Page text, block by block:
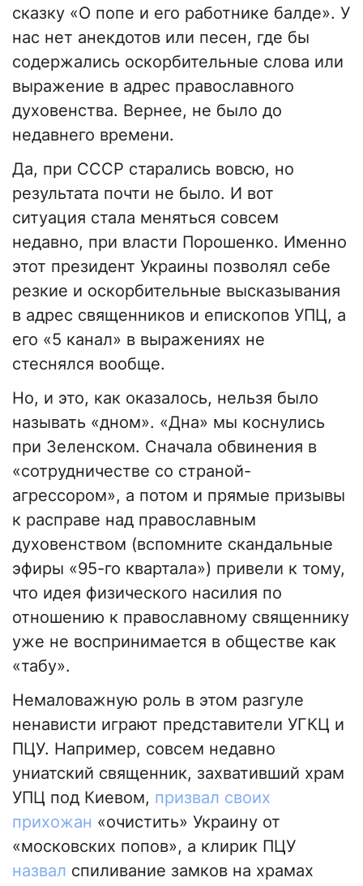
сказку «О попе и его работнике балде». У
нас нет анекдотов или песен, где бы
содержались оскорбительные слова или
выражение в адрес православного
духовенства. Вернее, не было до
недавнего времени.
Да, при СССР старались вовсю, но
результата почти не было. И вот
ситуация стала меняться совсем
недавно, при власти Порошенко. Именно
этот президент Украины позволял себе
резкие и оскорбительные высказывания
в адрес священников и епископов УПЦ, а
его «5 канал» в выражениях не
стеснялся вообще.
Но, и это, как оказалось, нельзя было
называть «дном». «Дна» мы коснулись
при Зеленском. Сначала обвинения в
«сотрудничестве со страной-
агрессором», а потом и прямые призывы
к расправе над православным
духовенством (вспомните скандальные
эфиры «95-го квартала») привели к тому,
что идея физического насилия по
отношению к православному священнику
уже не воспринимается в обществе как
«табу».
Немаловажную роль в этом разгуле
ненависти играют представители УГКЦ и
ПЦУ. Например, совсем недавно
униатский священник, захвативший храм
УПЦ под Киевом, призвал своих
прихожан «очистить» Украину от
«московских попов», а клирик ПЦУ
назвал спиливание замков на храмах